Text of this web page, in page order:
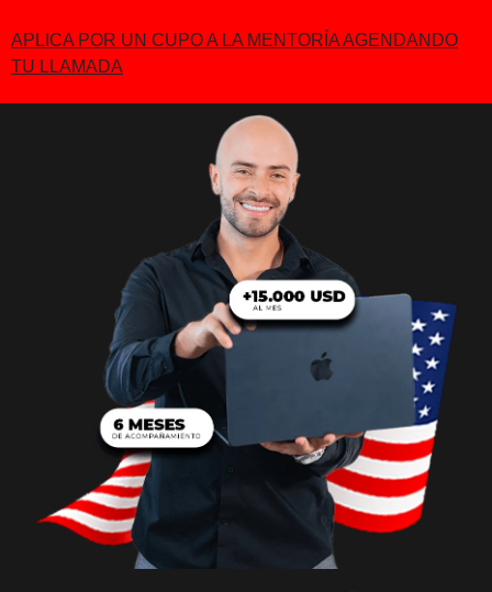
APLICA POR UN CUPO A LA MENTORÍA AGENDANDO
TU LLAMADA